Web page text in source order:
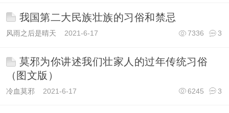
我国第二大民族壮族的习俗和禁忌
风雨之后是晴天 2021-6-17 3
7336
莫邪为你讲述我们壮家人的过年传统习俗
（图文版）
冷血莫邪 2021-6-17 3
6245